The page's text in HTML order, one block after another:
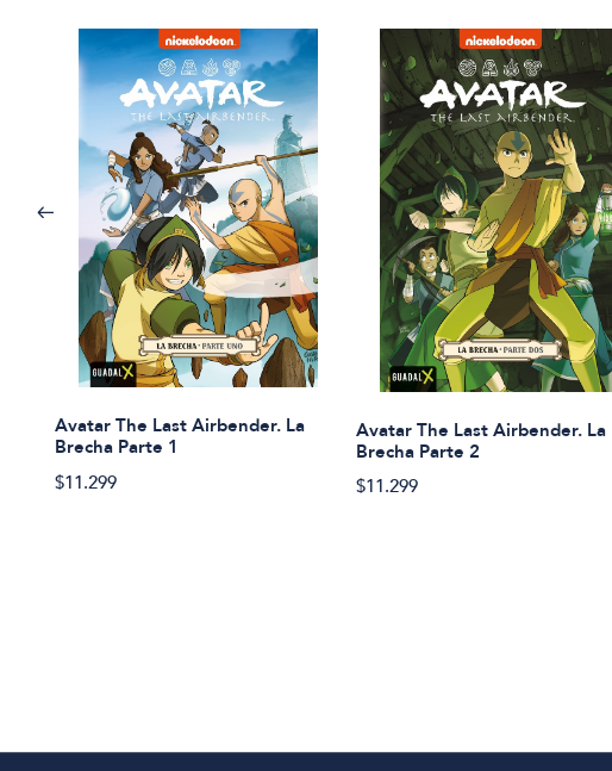
Avatar The Last Airbender. La
Brecha Parte 1
$11.299
Avatar The Last Airbender. La
Brecha Parte 2
$11.299